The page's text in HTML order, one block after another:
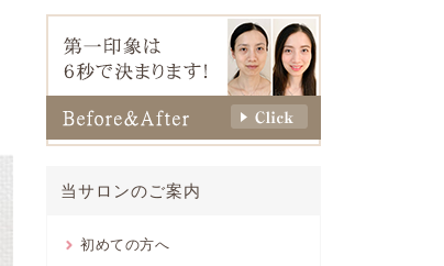
当サロンのご案内
初めての方へ